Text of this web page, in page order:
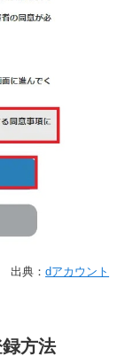
出典：dアカウント
方法